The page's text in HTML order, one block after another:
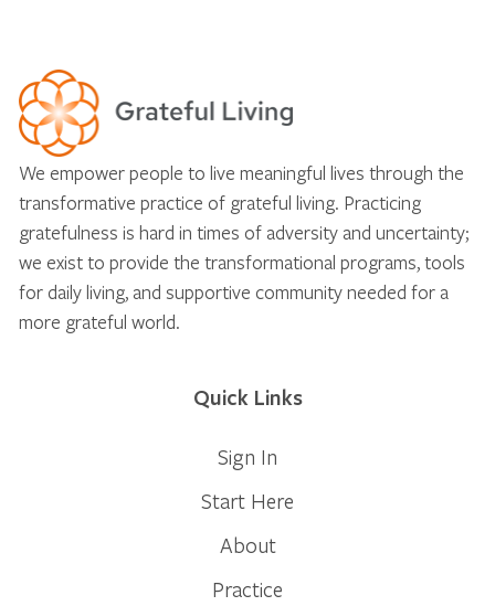
We empower people to live meaningful lives through the
transformative practice of grateful living. Practicing
gratefulness is hard in times of adversity and uncertainty;
we exist to provide the transformational programs, tools
for daily living, and supportive community needed for a
more grateful world.
Quick Links
Sign In
Start Here
About
Practice